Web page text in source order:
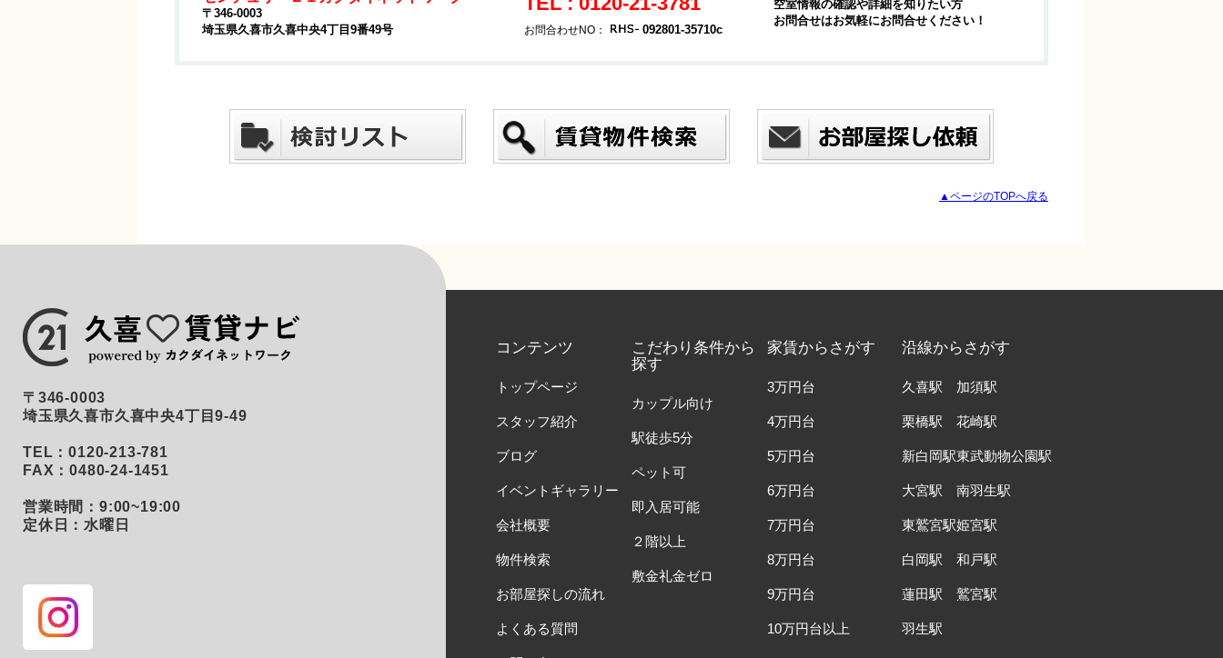
〒346-0003
埼玉県久喜市久喜中央4丁目9番49号
お問合わせNO： 092801-35710c
空室情報の確認や詳細を知りたい方
お問合せはお気軽にお問合せください！
▲ページのTOPへ戻る
〒346-0003
埼玉県久喜市久喜中央4丁目9-49
TEL：0120-213-781
FAX：0480-24-1451
営業時間：9:00~19:00
定休日：水曜日
コンテンツ
トップページ
スタッフ紹介
ブログ
イベントギャラリー
会社概要
物件検索
お部屋探しの流れ
よくある質問
こだわり条件から
探す
カップル向け
駅徒歩5分
ペット可
即入居可能
２階以上
敷金礼金ゼロ
家賃からさがす
3万円台
4万円台
5万円台
6万円台
7万円台
8万円台
9万円台
10万円台以上
沿線からさがす
久喜駅
栗橋駅
新白岡駅
大宮駅
東鷲宮駅
白岡駅
蓮田駅
羽生駅
加須駅
花崎駅
東武動物公園駅
南羽生駅
姫宮駅
和戸駅
鷲宮駅